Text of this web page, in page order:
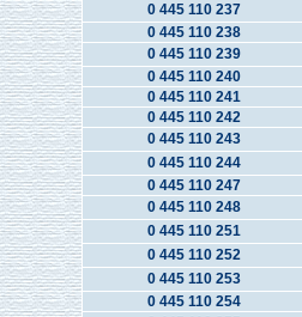
0 445 110 237
0 445 110 238
0 445 110 239
0 445 110 240
0 445 110 241
0 445 110 242
0 445 110 243
0 445 110 244
0 445 110 247
0 445 110 248
0 445 110 251
0 445 110 252
0 445 110 253
0 445 110 254